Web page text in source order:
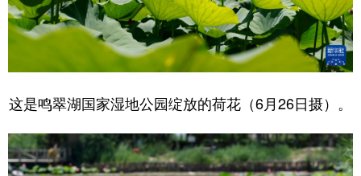
这是鸣翠湖国家湿地公园绽放的荷花（6月26日摄）。